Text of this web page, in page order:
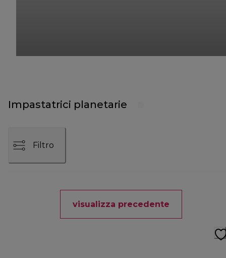
Impastatrici planetarie
Filtro
visualizza precedente